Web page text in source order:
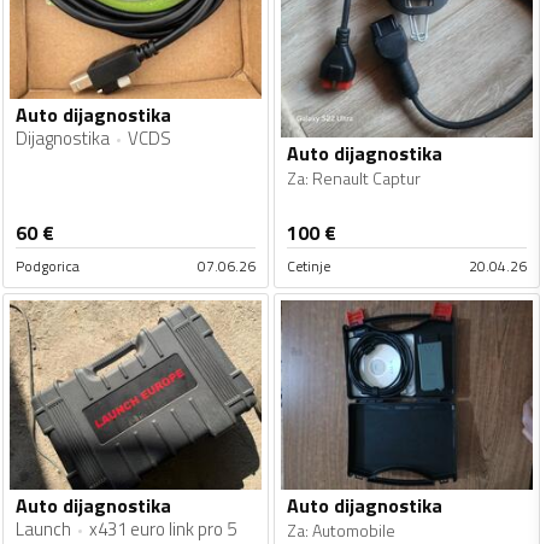
Auto dijagnostika
Dijagnostika VCDS
60€
Podgorica 07.06.26
Auto dijagnostika
Za: Renault Captur
100€
Cetinje 20.04.26
Auto dijagnostika
Launch x431 euro link pro 5
Auto dijagnostika
Za:Automobile